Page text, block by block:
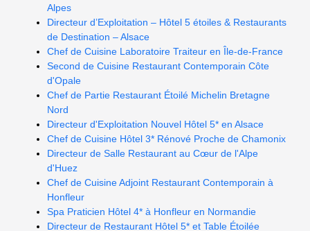
Alpes
Directeur d’Exploitation – Hôtel 5 étoiles & Restaurants
de Destination – Alsace
Chef de Cuisine Laboratoire Traiteur en Île-de-France
Second de Cuisine Restaurant Contemporain Côte
d'Opale
Chef de Partie Restaurant Étoilé Michelin Bretagne
Nord
Directeur d'Exploitation Nouvel Hôtel 5* en Alsace
Chef de Cuisine Hôtel 3* Rénové Proche de Chamonix
Directeur de Salle Restaurant au Cœur de l'Alpe
d'Huez
Chef de Cuisine Adjoint Restaurant Contemporain à
Honfleur
Spa Praticien Hôtel 4* à Honfleur en Normandie
Directeur de Restaurant Hôtel 5* et Table Étoilée